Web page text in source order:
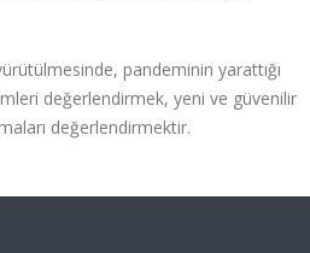
pandeminin yarattığı
değerlendirmek, yeni ve güvenilir
değerlendirmektir.